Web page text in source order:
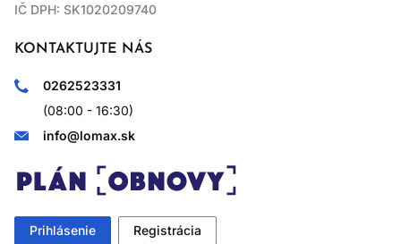
IČ DPH: SK1020209740
KONTAKTUJTE NÁS
0262523331
(08:00 - 16:30)
info@lomax.sk
Prihlásenie Registrácia